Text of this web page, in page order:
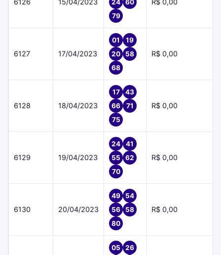
6126 15/04/2023
24
60
79
R$ 0,00
6127 17/04/2023
01
19
20
58
68
R$ 0,00
6128 18/04/2023
17
43
66
71
75
R$ 0,00
6129 19/04/2023
24
41
55
62
70
R$ 0,00
6130 20/04/2023
49
54
56
58
80
R$ 0,00
05 26